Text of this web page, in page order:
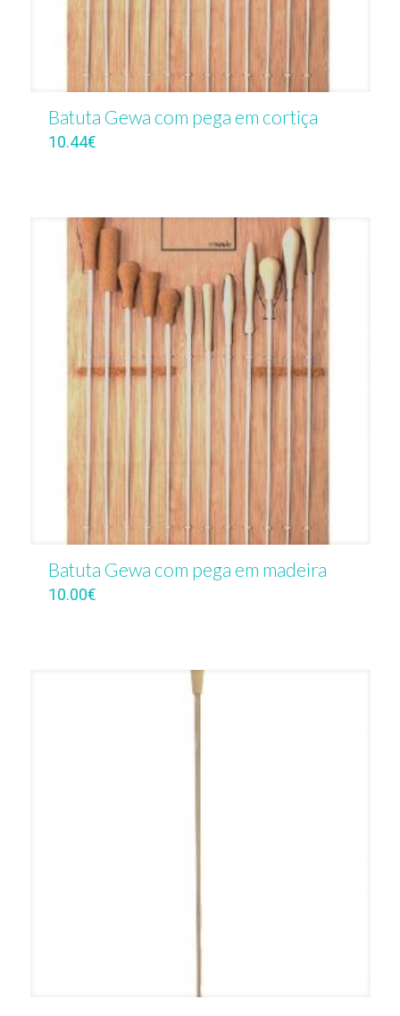
Batuta Gewa com pega em cortiça
10.44€
Batuta Gewa com pega em madeira
10.00€